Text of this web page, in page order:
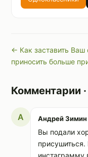
← Как заставить Ваш
приносить больше
Комментарии ·
А Андрей Зимин
Вы подали